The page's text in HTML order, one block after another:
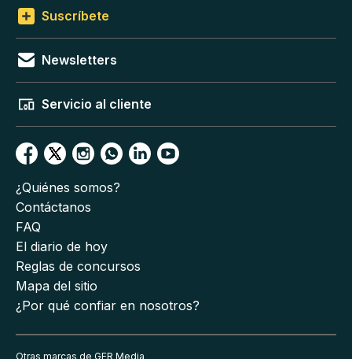
Suscríbete
Newsletters
Servicio al cliente
¿Quiénes somos?
Contáctanos
FAQ
El diario de hoy
Reglas de concursos
Mapa del sitio
¿Por qué confiar en nosotros?
Otras marcas de GFR Media